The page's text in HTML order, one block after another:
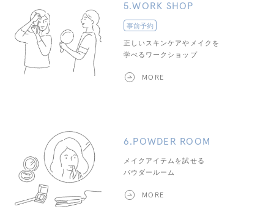
5.WORK SHOP
事前予約
正しいスキンケアやメイクを
学べるワークショップ
MORE
6.POWDER ROOM
メイクアイテムを試せる
パウダールーム
MORE